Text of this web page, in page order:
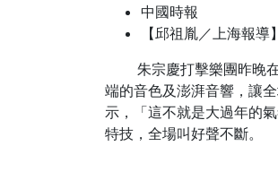
中國時報
【邱祖胤／上海報導】
朱宗慶打擊樂團昨晚在
端的音色及澎湃音響，讓
示，「這不就是大過年的
特技，全場叫好聲不斷。